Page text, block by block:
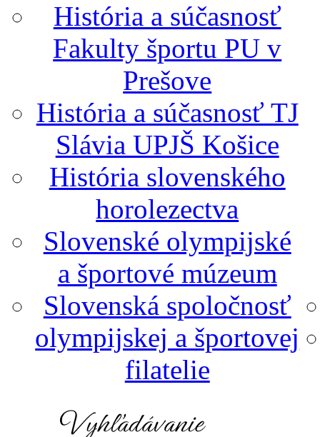
História a súčasnosť
Fakulty športu PU v
Prešove
História a súčasnosť TJ
Slávia UPJŠ Košice
História slovenského
horolezectva
Slovenské olympijské
a športové múzeum
Slovenská spoločnosť
olympijskej a športovej
filatelie